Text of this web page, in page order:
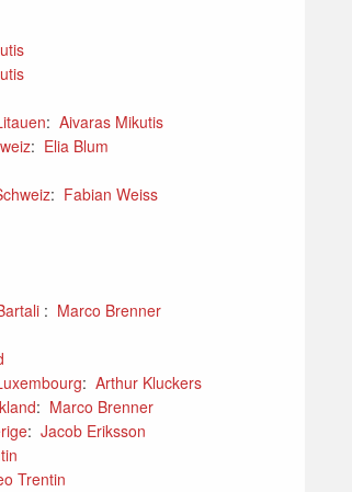
: Aivaras Mikutis
: Elia Blum
: Fabian Weiss
: Marco Brenner
: Arthur Kluckers
: Marco Brenner
: Jacob Eriksson
Trentin